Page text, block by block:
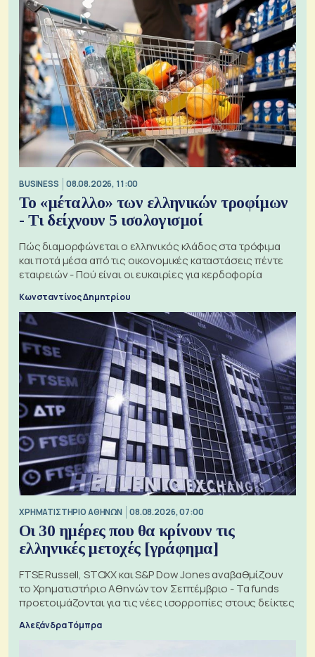
BUSINESS 08.08.2026, 11:00
Το «μέταλλο» των ελληνικών τροφίμων
- Τι δείχνουν 5 ισολογισμοί
Πώς διαμορφώνεται ο ελληνικός κλάδος στα τρόφιμα
και ποτά μέσα από τις οικονομικές καταστάσεις πέντε
εταιρειών - Πού είναι οι ευκαιρίες για κερδοφορία
Κωνσταντίνος Δημητρίου
XΡΗΜΑΤΙΣΤΗΡΙΟ ΑΘΗΝΩΝ 08.08.2026, 07:00
Οι 30 ημέρες που θα κρίνουν τις
ελληνικές μετοχές [γράφημα]
FTSE Russell, STOXX και S&P Dow Jones αναβαθμίζουν
το Χρηματιστήριο Αθηνών τον Σεπτέμβριο - Τα funds
προετοιμάζονται για τις νέες ισορροπίες στους δείκτες
Αλεξάνδρα Τόμπρα